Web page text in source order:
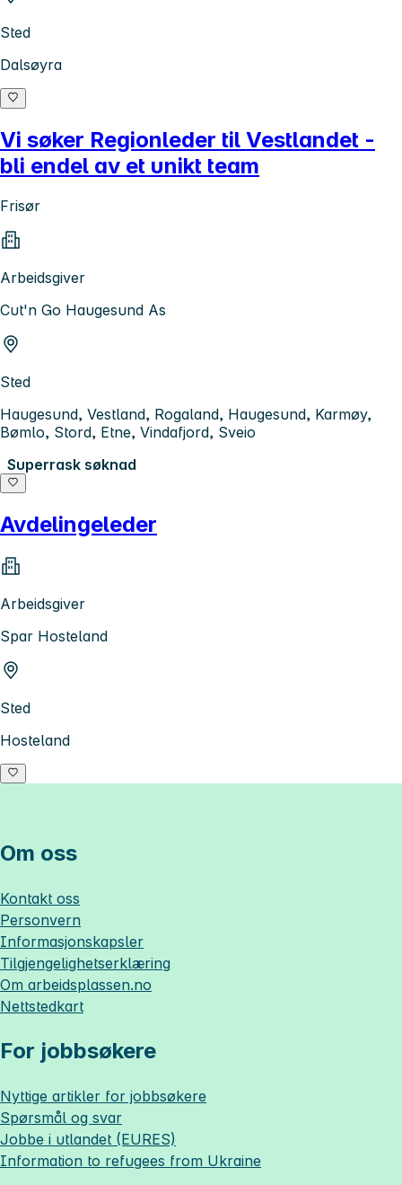
Sted
Dalsøyra
Vi søker Regionleder til Vestlandet -
bli endel av et unikt team
Frisør
Arbeidsgiver
Cut'n Go Haugesund As
Sted
Haugesund, Vestland, Rogaland, Haugesund, Karmøy,
Bømlo, Stord, Etne, Vindafjord, Sveio
Superrask søknad
Avdelingeleder
Arbeidsgiver
Spar Hosteland
Sted
Hosteland
Om oss
Kontakt oss
Personvern
Informasjonskapsler
Tilgjengelighetserklæring
Om arbeidsplassen.no
Nettstedkart
For jobbsøkere
Nyttige artikler for jobbsøkere
Spørsmål og svar
Jobbe i utlandet (EURES)
Information to refugees from Ukraine